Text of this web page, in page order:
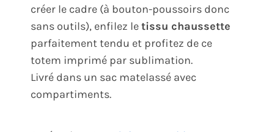
créer le cadre (à bouton-poussoirs donc
sans outils), enfilez letissu chaussette
parfaitement tendu et profitez de ce
totem imprimé par sublimation.
Livré dans un sac matelassé avec
compartiments.